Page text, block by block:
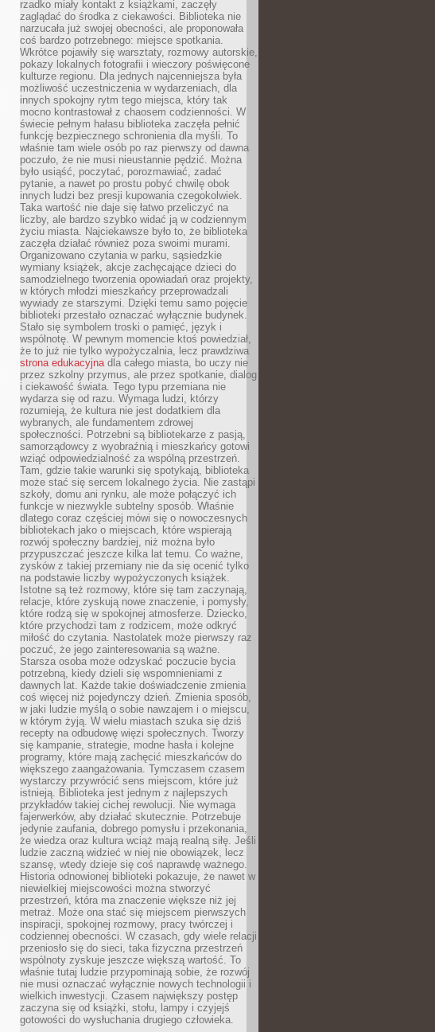
rzadko miały kontakt z książkami, zaczęły
zaglądać do środka z ciekawości. Biblioteka nie
narzucała już swojej obecności, ale proponowała
coś bardzo potrzebnego: miejsce spotkania.
Wkrótce pojawiły się warsztaty, rozmowy autorskie,
pokazy lokalnych fotografii i wieczory poświęcone
kulturze regionu. Dla jednych najcenniejsza była
możliwość uczestniczenia w wydarzeniach, dla
innych spokojny rytm tego miejsca, który tak
mocno kontrastował z chaosem codzienności. W
świecie pełnym hałasu biblioteka zaczęła pełnić
funkcję bezpiecznego schronienia dla myśli. To
właśnie tam wiele osób po raz pierwszy od dawna
poczuło, że nie musi nieustannie pędzić. Można
było usiąść, poczytać, porozmawiać, zadać
pytanie, a nawet po prostu pobyć chwilę obok
innych ludzi bez presji kupowania czegokolwiek.
Taka wartość nie daje się łatwo przeliczyć na
liczby, ale bardzo szybko widać ją w codziennym
życiu miasta. Najciekawsze było to, że biblioteka
zaczęła działać również poza swoimi murami.
Organizowano czytania w parku, sąsiedzkie
wymiany książek, akcje zachęcające dzieci do
samodzielnego tworzenia opowiadań oraz projekty,
w których młodzi mieszkańcy przeprowadzali
wywiady ze starszymi. Dzięki temu samo pojęcie
biblioteki przestało oznaczać wyłącznie budynek.
Stało się symbolem troski o pamięć, język i
wspólnotę. W pewnym momencie ktoś powiedział,
że to już nie tylko wypożyczalnia, lecz prawdziwa
strona edukacyjnadla całego miasta, bo uczy nie
przez szkolny przymus, ale przez spotkanie, dialog
i ciekawość świata. Tego typu przemiana nie
wydarza się od razu. Wymaga ludzi, którzy
rozumieją, że kultura nie jest dodatkiem dla
wybranych, ale fundamentem zdrowej
społeczności. Potrzebni są bibliotekarze z pasją,
samorządowcy z wyobraźnią i mieszkańcy gotowi
wziąć odpowiedzialność za wspólną przestrzeń.
Tam, gdzie takie warunki się spotykają, biblioteka
może stać się sercem lokalnego życia. Nie zastąpi
szkoły, domu ani rynku, ale może połączyć ich
funkcje w niezwykle subtelny sposób. Właśnie
dlatego coraz częściej mówi się o nowoczesnych
bibliotekach jako o miejscach, które wspierają
rozwój społeczny bardziej, niż można było
przypuszczać jeszcze kilka lat temu. Co ważne,
zysków z takiej przemiany nie da się ocenić tylko
na podstawie liczby wypożyczonych książek.
Istotne są też rozmowy, które się tam zaczynają,
relacje, które zyskują nowe znaczenie, i pomysły,
które rodzą się w spokojnej atmosferze. Dziecko,
które przychodzi tam z rodzicem, może odkryć
miłość do czytania. Nastolatek może pierwszy raz
poczuć, że jego zainteresowania są ważne.
Starsza osoba może odzyskać poczucie bycia
potrzebną, kiedy dzieli się wspomnieniami z
dawnych lat. Każde takie doświadczenie zmienia
coś więcej niż pojedynczy dzień. Zmienia sposób,
w jaki ludzie myślą o sobie nawzajem i o miejscu,
w którym żyją. W wielu miastach szuka się dziś
recepty na odbudowę więzi społecznych. Tworzy
się kampanie, strategie, modne hasła i kolejne
programy, które mają zachęcić mieszkańców do
większego zaangażowania. Tymczasem czasem
wystarczy przywrócić sens miejscom, które już
istnieją. Biblioteka jest jednym z najlepszych
przykładów takiej cichej rewolucji. Nie wymaga
fajerwerków, aby działać skutecznie. Potrzebuje
jedynie zaufania, dobrego pomysłu i przekonania,
że wiedza oraz kultura wciąż mają realną siłę. Jeśli
ludzie zaczną widzieć w niej nie obowiązek, lecz
szansę, wtedy dzieje się coś naprawdę ważnego.
Historia odnowionej biblioteki pokazuje, że nawet w
niewielkiej miejscowości można stworzyć
przestrzeń, która ma znaczenie większe niż jej
metraż. Może ona stać się miejscem pierwszych
inspiracji, spokojnej rozmowy, pracy twórczej i
codziennej obecności. W czasach, gdy wiele relacji
przeniosło się do sieci, taka fizyczna przestrzeń
wspólnoty zyskuje jeszcze większą wartość. To
właśnie tutaj ludzie przypominają sobie, że rozwój
nie musi oznaczać wyłącznie nowych technologii i
wielkich inwestycji. Czasem największy postęp
zaczyna się od książki, stołu, lampy i czyjejś
gotowości do wysłuchania drugiego człowieka.